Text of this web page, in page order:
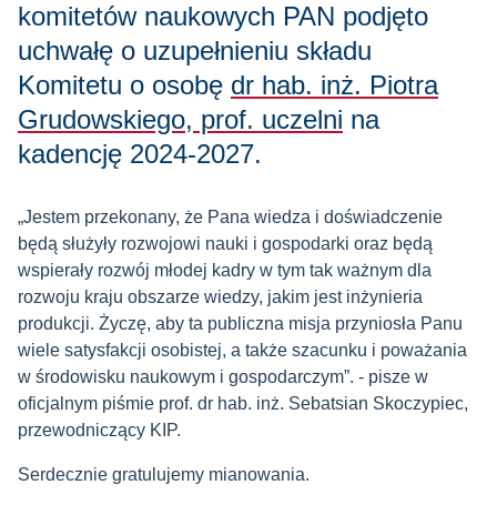
komitetów naukowych PAN podjęto
uchwałę o uzupełnieniu składu
Komitetu o osobę dr hab. inż. Piotra
Grudowskiego, prof. uczelni na
kadencję 2024-2027.
„Jestem przekonany, że Pana wiedza i doświadczenie
będą służyły rozwojowi nauki i gospodarki oraz będą
wspierały rozwój młodej kadry w tym tak ważnym dla
rozwoju kraju obszarze wiedzy, jakim jest inżynieria
produkcji. Życzę, aby ta publiczna misja przyniosła Panu
wiele satysfakcji osobistej, a także szacunku i poważania
w środowisku naukowym i gospodarczym”. - pisze w
oficjalnym piśmie prof. dr hab. inż. Sebatsian Skoczypiec,
przewodniczący KIP.
Serdecznie gratulujemy mianowania.